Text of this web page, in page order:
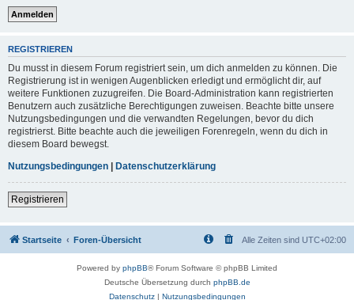
REGISTRIEREN
Du musst in diesem Forum registriert sein, um dich anmelden zu können. Die
Registrierung ist in wenigen Augenblicken erledigt und ermöglicht dir, auf
weitere Funktionen zuzugreifen. Die Board-Administration kann registrierten
Benutzern auch zusätzliche Berechtigungen zuweisen. Beachte bitte unsere
Nutzungsbedingungen und die verwandten Regelungen, bevor du dich
registrierst. Bitte beachte auch die jeweiligen Forenregeln, wenn du dich in
diesem Board bewegst.
Nutzungsbedingungen | Datenschutzerklärung
Registrieren
Startseite Foren-Übersicht Alle Zeiten sind UTC+02:00
Powered by phpBB® Forum Software © phpBB Limited
Deutsche Übersetzung durch phpBB.de
Datenschutz| Nutzungsbedingungen